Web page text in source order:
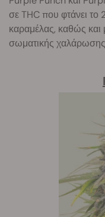
σε THC που φτάνει το
καραμέλας, καθώς και
σωματικής